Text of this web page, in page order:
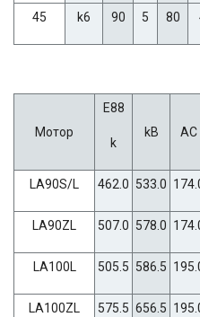
45 k6 90 5 80
Мотор
E88
k
kB AC
LA90S/L 462.0 533.0
LA90ZL 507.0 578.0
LA100L 505.5 586.5
LA100ZL 575.5 656.5